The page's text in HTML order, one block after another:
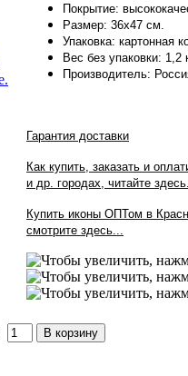
Покрытие:
Размер: 36х47 см.
Упаковка: картонная
Вес без упаковки: 1,2
Производитель:
Гарантия доставки
Как купить, заказать и
и др. городах, читайте
Купить иконы ОПТом в
смотрите здесь...